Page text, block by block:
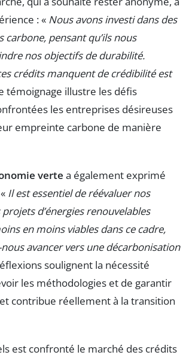
: « Nous avons investi dans des
carbone, pensant qu’ils nous
nos objectifs de durabilité.
crédits manquent de crédibilité est
témoignage illustre les défis
les entreprises désireuses
empreinte carbone de manière
verte a également exprimé
Il est essentiel de réévaluer nos
d’énergies renouvelables
en moins viables dans ce cadre,
avancer vers une décarbonisation
soulignent la nécessité
les méthodologies et de garantir
contribue réellement à la transition
est confronté le marché des crédits